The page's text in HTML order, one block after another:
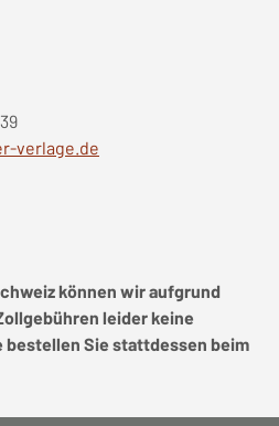
verlage.de
können wir aufgrund
leider keine
Sie stattdessen beim